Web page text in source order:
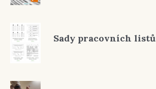
Sady pracovních listů